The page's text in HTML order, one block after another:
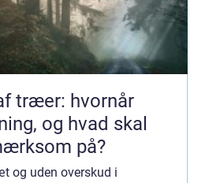
træer: hvornår
og hvad skal
på?
og uden overskud i